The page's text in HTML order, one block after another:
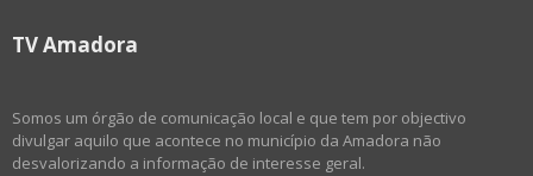
TV Amadora
Somos um órgão de comunicação local e que tem por objectivo
divulgar aquilo que acontece no município da Amadora não
desvalorizando a informação de interesse geral.